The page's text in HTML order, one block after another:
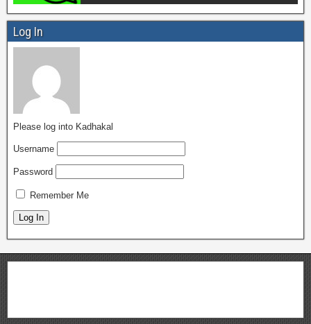
Log In
Please log into Kadhakal
Username
Password
Remember Me